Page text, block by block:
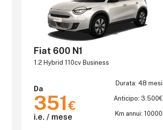
Fiat 600 N1
1.2 Hybrid 110cv Business
Da
351€
i.e. / mese
Durata: 48 mesi
Anticipo: 3.500€
Km annui: 10000